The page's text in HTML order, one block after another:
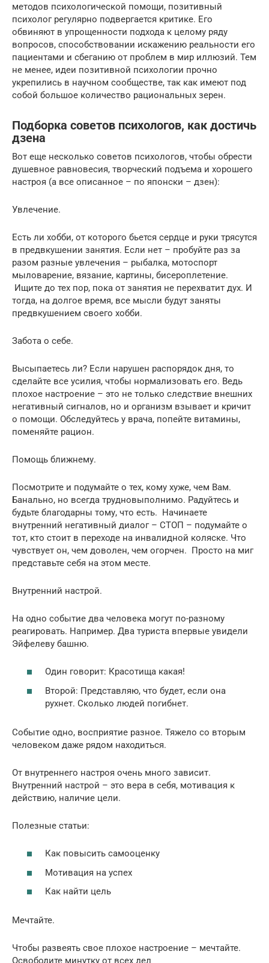
методов психологической помощи, позитивный
психолог регулярно подвергается критике. Его
обвиняют в упрощенности подхода к целому ряду
вопросов, способствовании искажению реальности его
пациентами и сбеганию от проблем в мир иллюзий. Тем
не менее, идеи позитивной психологии прочно
укрепились в научном сообществе, так как имеют под
собой большое количество рациональных зерен.
Подборка советов психологов, как достичь
дзена
Вот еще несколько советов психологов, чтобы обрести
душевное равновесия, творческий подъема и хорошего
настроя (а все описанное – по японски – дзен):
Увлечение.
Есть ли хобби, от которого бьется сердце и руки трясутся
в предвкушении занятия. Если нет – пробуйте раз за
разом разные увлечения – рыбалка, мотоспорт
мыловарение, вязание, картины, бисероплетение.
Ищите до тех пор, пока от занятия не перехватит дух. И
тогда, на долгое время, все мысли будут заняты
предвкушением своего хобби.
Забота о себе.
Высыпаетесь ли? Если нарушен распорядок дня, то
сделайте все усилия, чтобы нормализовать его. Ведь
плохое настроение – это не только следствие внешних
негативный сигналов, но и организм взывает и кричит
о помощи. Обследуйтесь у врача, попейте витамины,
поменяйте рацион.
Помощь ближнему.
Посмотрите и подумайте о тех, кому хуже, чем Вам.
Банально, но всегда трудновыполнимо. Радуйтесь и
будьте благодарны тому, что есть. Начинаете
внутренний негативный диалог – СТОП – подумайте о
тот, кто стоит в переходе на инвалидной коляске. Что
чувствует он, чем доволен, чем огорчен. Просто на миг
представьте себя на этом месте.
Внутренний настрой.
На одно событие два человека могут по-разному
реагировать. Например. Два туриста впервые увидели
Эйфелеву башню.
Один говорит: Красотища какая!
Второй: Представляю, что будет, если она
рухнет. Сколько людей погибнет.
Событие одно, восприятие разное. Тяжело со вторым
человеком даже рядом находиться.
От внутреннего настроя очень много зависит.
Внутренний настрой – это вера в себя, мотивация к
действию, наличие цели.
Полезные статьи:
Как повысить самооценку
Мотивация на успех
Как найти цель
Мечтайте.
Чтобы развеять свое плохое настроение – мечтайте.
Освободите минутку от всех дел